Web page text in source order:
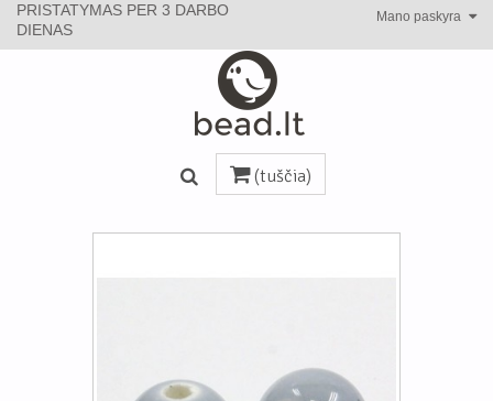
Mano paskyra
PRISTATYMAS PER 3 DARBO
DIENAS
(tuščia)